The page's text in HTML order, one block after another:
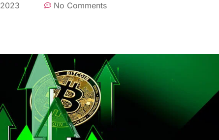
No Comments